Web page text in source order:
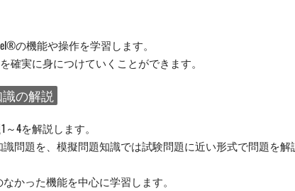
の機能や操作を学習します。
確実に身につけていくことができます。
の解説
4を解説します。
問題を、模擬問題知識では試験問題に近い形式で問題を解
かった機能を中心に学習します。